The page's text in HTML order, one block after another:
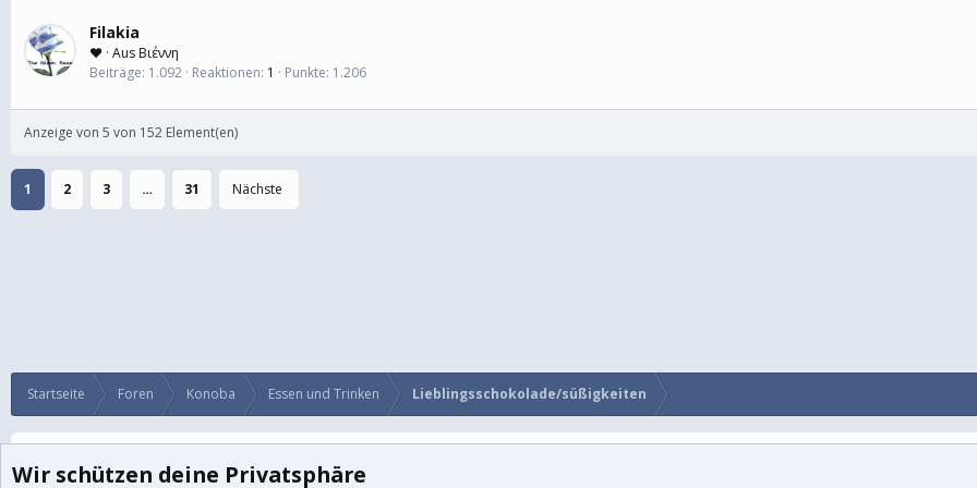
Filakia
❤ · Aus Βιέννη
Beiträge 1.092 Reaktionen 1 Punkte 1.206
Anzeige von 5 von 152 Element(en)
1 2 3 … 31 Nächste
Startseite Foren Konoba Essen und Trinken Lieblingsschokolade/süßigkeiten
Cookies BalkanForum
Wir schützen deine Privatsphäre